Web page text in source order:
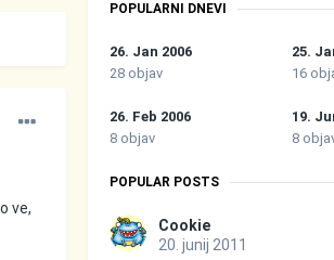
ve,
POPULARNI DNEVI
26. Jan 2006
28 objav
25.
16
26. Feb 2006
8 objav
19.
8
POPULAR POSTS
Cookie
20. junij 2011